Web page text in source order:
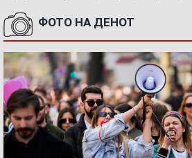
ФОТО НА ДЕНОТ